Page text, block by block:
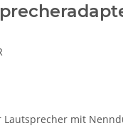
Lautsprecher mit